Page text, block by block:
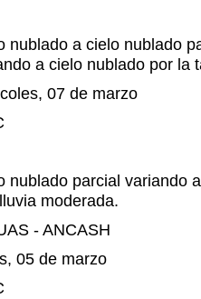
nublado a cielo nublado
a cielo nublado por la
07 de marzo
nublado parcial variando
moderada.
- ANCASH
05 de marzo